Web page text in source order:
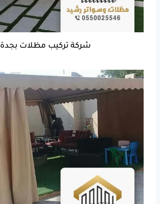
شركة تركيب مظلات بجدة